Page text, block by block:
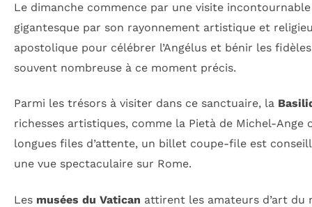
Le dimanche commence par une visite
gigantesque par son rayonnement artistique et
apostolique pour célébrer l’Angélus et bénir les
souvent nombreuse à ce moment précis.
Parmi les trésors à visiter dans ce sanctuaire, la
richesses artistiques, comme la Pietà de Michel-
longues files d’attente, un billet coupe-file est
une vue spectaculaire sur Rome.
Les musées du Vatican attirent les amateurs d’art du